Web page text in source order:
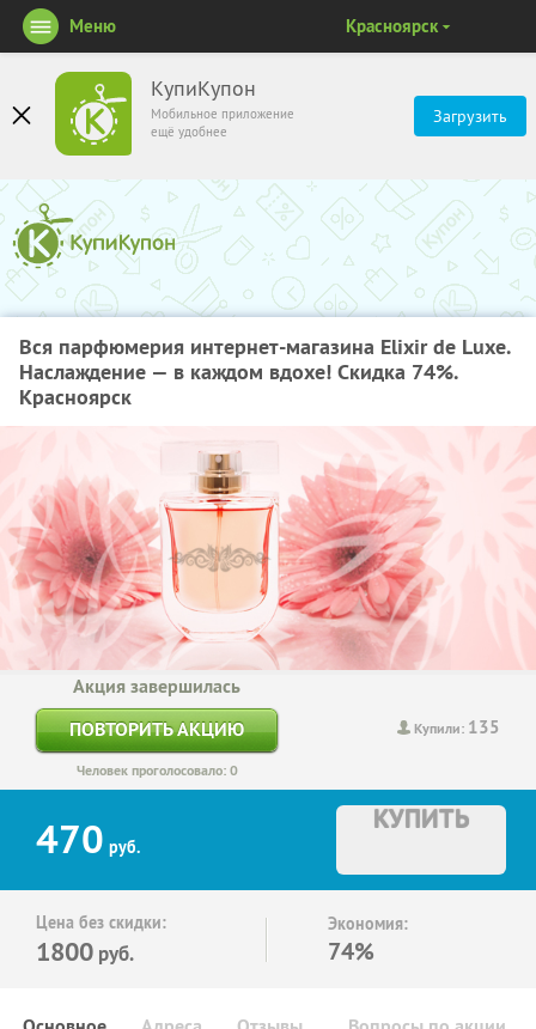
КупиКупон
Мобильное приложение
ещё удобнее
Загрузить
Меню Красноярск
Вся парфюмерия интернет-магазина Elixir de Luxe.
Наслаждение — в каждом вдохе! Скидка 74%.
Красноярск
Купили: 135
Акция завершилась
ПОВТОРИТЬ АКЦИЮ
Человек проголосовало: 0
470 руб.
КУПИТЬ
Цена без скидки:
1800 руб.
Экономия:
74%